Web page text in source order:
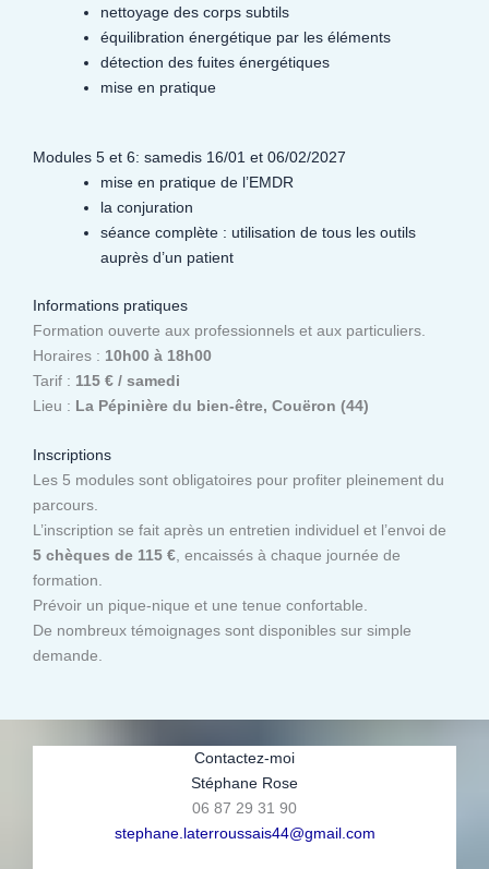
nettoyage des corps subtils
équilibration énergétique par les éléments
détection des fuites énergétiques
mise en pratique
Modules 5 et 6: samedis 16/01 et 06/02/2027
mise en pratique de l’EMDR
la conjuration
séance complète : utilisation de tous les outils
auprès d’un patient
Informations pratiques
Formation ouverte aux professionnels et aux particuliers.
Horaires : 10h00 à 18h00
Tarif : 115 € / samedi
Lieu : La Pépinière du bien-être, Couëron (44)
Inscriptions
Les 5 modules sont obligatoires pour profiter pleinement du
parcours.
L’inscription se fait après un entretien individuel et l’envoi de
5 chèques de 115 €, encaissés à chaque journée de
formation.
Prévoir un pique-nique et une tenue confortable.
De nombreux témoignages sont disponibles sur simple
demande.
Contactez-moi
Stéphane Rose
06 87 29 31 90
stephane.laterroussais44@gmail.com